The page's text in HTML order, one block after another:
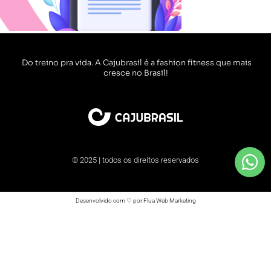
Do treino pra vida. A Cajubrasil é a fashion fitness que mais
cresce no Brasil!
© 2025 | todos os direitos reservados
Desenvolvido com ♡ por Flua Web Marketing